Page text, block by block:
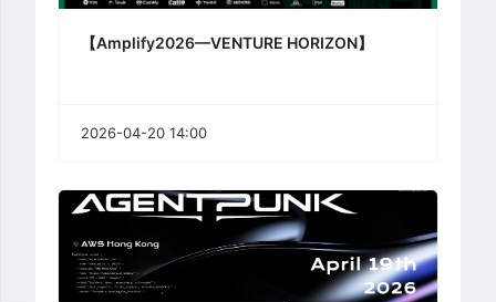
【Amplify2026—VENTURE HORIZON】
2026-04-20 14:00